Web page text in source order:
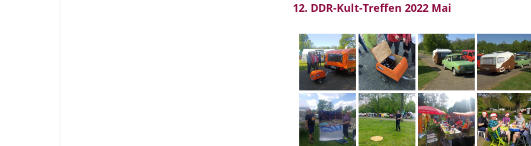
12. DDR-Kult-Treffen 2022 Mai